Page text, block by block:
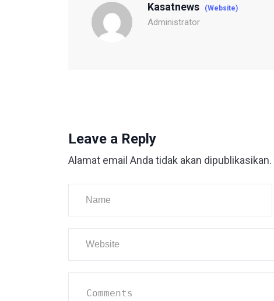
Kasatnews (Website)
Administrator
Leave a Reply
Alamat email Anda tidak akan dipublikasikan.